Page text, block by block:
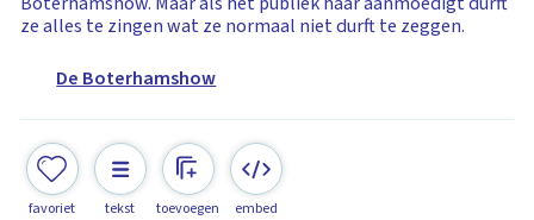
ze alles te zingen wat ze normaal niet durft te zeggen.
De Boterhamshow
favoriet tekst toevoegen embed